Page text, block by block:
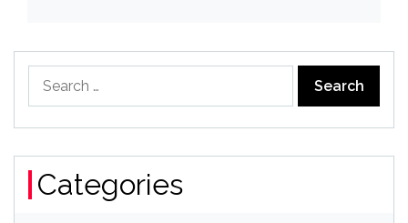
Categories